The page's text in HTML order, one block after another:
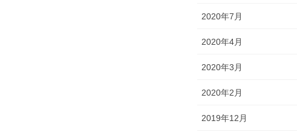
2020年7月
2020年4月
2020年3月
2020年2月
2019年12月